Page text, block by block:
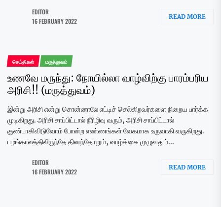
EDITOR
16 FEBRUARY 2022
READ MORE
செய்திகள் மருத்துவம்
உணவே மருந்து: நோயில்லா வாழ்விற்கு பாரம்பரிய
அரிசி!! (மருத்துவம்)
இன்று அரிசி என்று சொன்னாலே எட்டிச் செல்கிறவர்களை நிறைய பார்க்க
முடிகிறது. அரிசி சாப்பிட்டால் நீரிழிவு வரும், அரிசி சாப்பிட்டால்
குண்டாகிவிடுவோம் போன்ற எண்ணங்கள் வேகமாக உருவாகி வருகிறது.
பழங்காலத்திலிருந்தே தினந்தோறும், வாழ்க்கை முழுவதும்...
EDITOR
16 FEBRUARY 2022
READ MORE